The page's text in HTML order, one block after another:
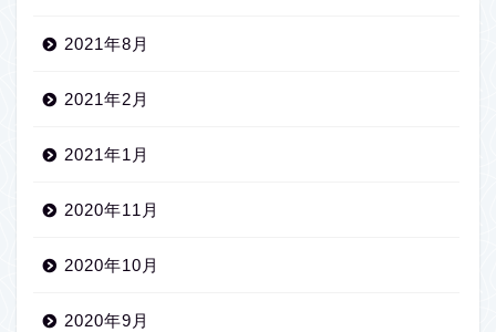
2021年8月
2021年2月
2021年1月
2020年11月
2020年10月
2020年9月